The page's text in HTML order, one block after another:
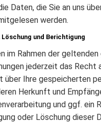
Daten, die Sie an uns
werden.
und Berichtigung
im Rahmen der
jederzeit das Recht
über Ihre gespeicherten
Herkunft und
und ggf. ein
oder Löschung dieser